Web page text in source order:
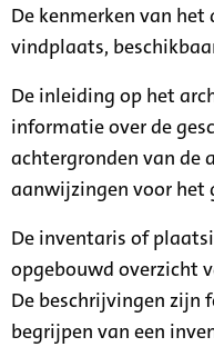
De kenmerken van
vindplaats,
De inleiding op het
informatie over de
achtergronden van de
aanwijzingen voor het
De inventaris of
opgebouwd overzicht
De beschrijvingen zijn
begrijpen van een